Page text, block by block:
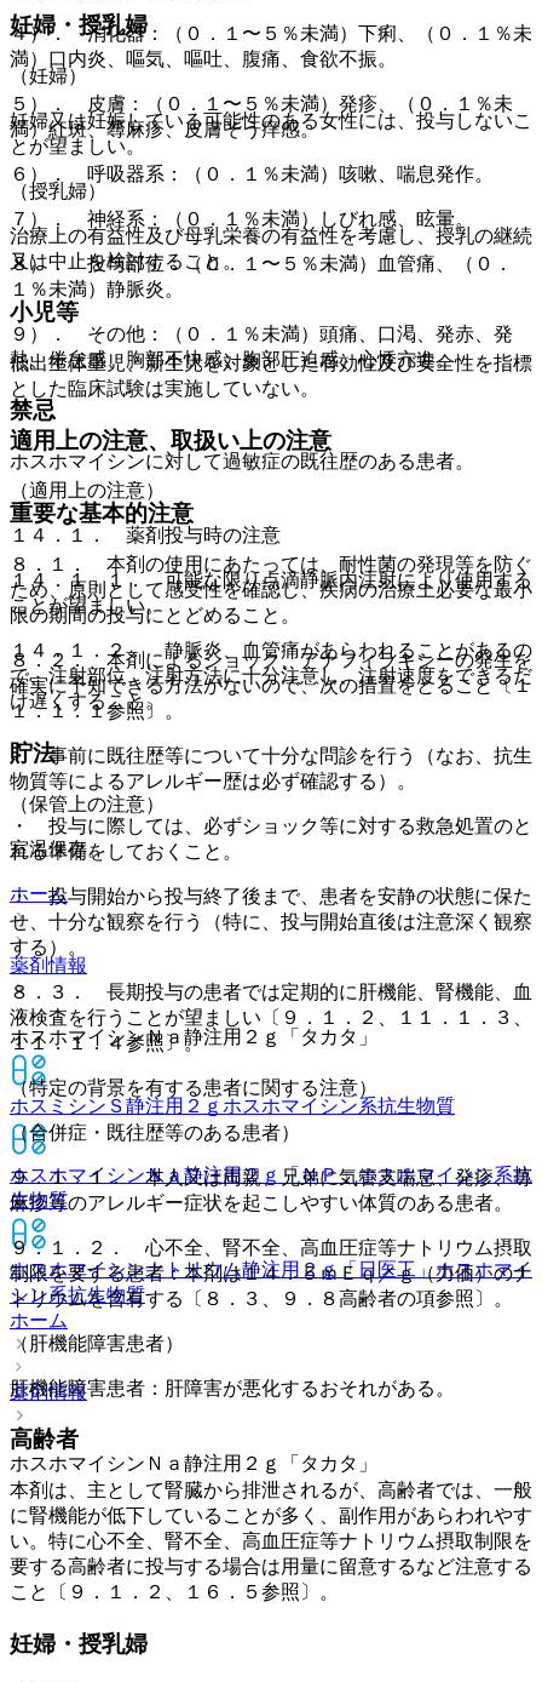
妊婦・授乳婦
（妊婦）
妊婦又は妊娠している可能性のある女性には、投与しないこ
とが望ましい。
（授乳婦）
治療上の有益性及び母乳栄養の有益性を考慮し、授乳の継続
又は中止を検討すること。
小児等
低出生体重児、新生児を対象とした有効性及び安全性を指標
とした臨床試験は実施していない。
適用上の注意、取扱い上の注意
（適用上の注意）
１４．１． 薬剤投与時の注意
１４．１．１． 可能な限り点滴静脈内注射により使用する
ことが望ましい。
１４．１．２． 静脈炎、血管痛があらわれることがあるの
で、注射部位、注射方法に十分注意し、注射速度をできるだ
け遅くすること。
貯法
（保管上の注意）
室温保存。
ホーム
薬剤情報
ホスホマイシンＮａ静注用２ｇ「タカタ」
ホスミシンＳ静注用２ｇ ホスホマイシン系抗生物質
ホスホマイシンＮａ静注用２ｇ「ＮＰ」ホスホマイシン系抗
生物質
ホスホマイシンナトリウム静注用２ｇ「日医工」ホスホマイ
シン系抗生物質
ホーム
薬剤情報
ホスホマイシンＮａ静注用２ｇ「タカタ」
４）． 消化器：（０．１〜５％未満）下痢、（０．１％未
満）口内炎、嘔気、嘔吐、腹痛、食欲不振。
５）． 皮膚：（０．１〜５％未満）発疹、（０．１％未
満）紅斑、蕁麻疹、皮膚そう痒感。
６）． 呼吸器系：（０．１％未満）咳嗽、喘息発作。
７）． 神経系：（０．１％未満）しびれ感、眩暈。
８）． 投与部位：（０．１〜５％未満）血管痛、（０．
１％未満）静脈炎。
９）． その他：（０．１％未満）頭痛、口渇、発赤、発
熱、倦怠感、胸部不快感、胸部圧迫感、心悸亢進。
禁忌
ホスホマイシンに対して過敏症の既往歴のある患者。
重要な基本的注意
８．１． 本剤の使用にあたっては、耐性菌の発現等を防ぐ
ため、原則として感受性を確認し、疾病の治療上必要な最小
限の期間の投与にとどめること。
８．２． 本剤によるショック、アナフィラキシーの発生を
確実に予知できる方法がないので、次の措置をとること〔１
１．１．１参照〕。
・ 事前に既往歴等について十分な問診を行う（なお、抗生
物質等によるアレルギー歴は必ず確認する）。
・ 投与に際しては、必ずショック等に対する救急処置のと
れる準備をしておくこと。
・ 投与開始から投与終了後まで、患者を安静の状態に保た
せ、十分な観察を行う（特に、投与開始直後は注意深く観察
する）。
８．３． 長期投与の患者では定期的に肝機能、腎機能、血
液検査を行うことが望ましい〔９．１．２、１１．１．３、
１１．１．４参照〕。
（特定の背景を有する患者に関する注意）
（合併症・既往歴等のある患者）
９．１．１． 本人又は両親、兄弟に気管支喘息、発疹、蕁
麻疹等のアレルギー症状を起こしやすい体質のある患者。
９．１．２． 心不全、腎不全、高血圧症等ナトリウム摂取
制限を要する患者：本剤は１４．５ｍＥｑ／ｇ（力価）のナ
トリウムを含有する〔８．３、９．８高齢者の項参照〕。
（肝機能障害患者）
肝機能障害患者：肝障害が悪化するおそれがある。
高齢者
本剤は、主として腎臓から排泄されるが、高齢者では、一般
に腎機能が低下していることが多く、副作用があらわれやす
い。特に心不全、腎不全、高血圧症等ナトリウム摂取制限を
要する高齢者に投与する場合は用量に留意するなど注意する
こと〔９．１．２、１６．５参照〕。
妊婦・授乳婦